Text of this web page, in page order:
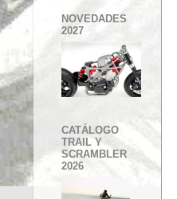
NOVEDADES
2027
CATÁLOGO
TRAIL Y
SCRAMBLER
2026